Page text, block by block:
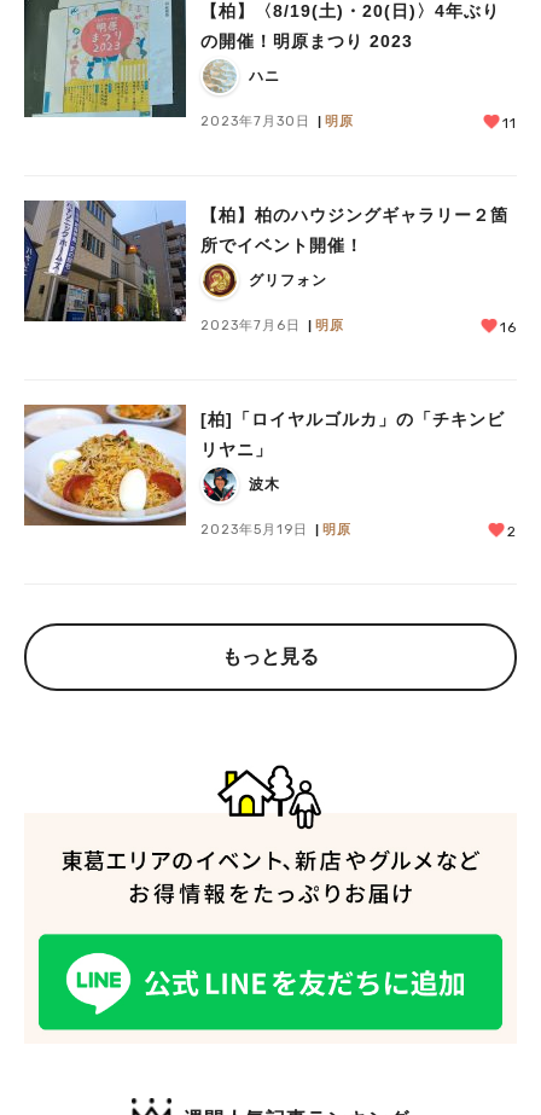
【柏】〈8/19(土)・20(日)〉4年ぶり
の開催！明原まつり 2023
ハニ
2023年7月30日 明原 11
【柏】柏のハウジングギャラリー２箇
所でイベント開催！
グリフォン
2023年7月6日 明原 16
[柏]「ロイヤルゴルカ」の「チキンビ
リヤニ」
波木
2023年5月19日 明原 2
もっと見る
#カフェ #スイーツ
#教えたい／教えて投稿記事